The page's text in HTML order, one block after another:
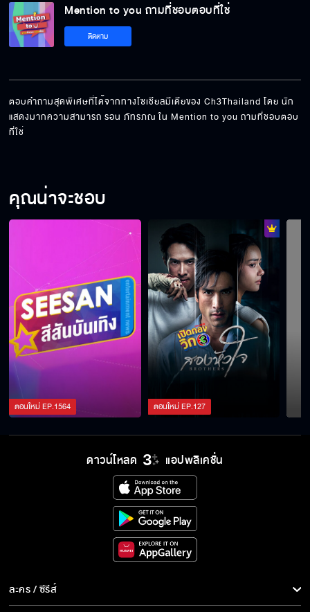
ลำไยดำ เฮ้ยย ลำไยดัง เฮ้ยย ถูกแล้ว !
อยู่กับคนอีสานเยอะจนเว้าเป็นเฉยยย
เรื่องกินเรื่องใหญ่เพราะผมชอบกินทุกอย่างเลยนะ
"ติ๊ต๊ะ" ลั่น หนูก็สู้คนนะ!!
"มีน" บ่นอุบ ส่วนสูงเป็นเหตุ ไม่เคยได้ราคาเด็ก!!
Mention to you ถามที่ชอบตอบที่ใช่
ติดตาม
ตอบคำถามสุดพิเศษที่ได้จากทางโซเชียลมีเดียของ Ch3Thailand โดย นัก
แสดงมากความสามารถ รอน ภัทรภณ ใน Mention to you ถามที่ชอบตอบ
ที่ใช่
คุณน่าจะชอบ
ตอนใหม่EP.1564 ตอนใหม่EP.127
ดาวน์โหลด แอปพลิเคชั่น
ละคร / ซีรีส์